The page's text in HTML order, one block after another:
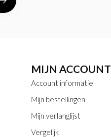
MIJN ACCOUNT
Account informatie
Mijn bestellingen
Mijn verlanglijst
Vergelijk